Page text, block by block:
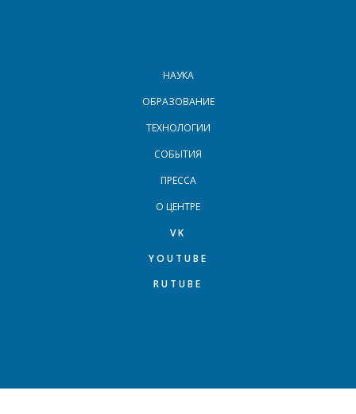
VK
YOUTUBE
RUTUBE
НАУКА
ОБРАЗОВАНИЕ
ТЕХНОЛОГИИ
СОБЫТИЯ
ПРЕССА
О ЦЕНТРЕ